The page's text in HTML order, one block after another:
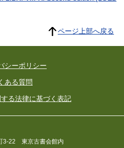
ページ上部へ戻る
シーポリシー
ある質問
る法律に基づく表記
3-22 東京古書会館内